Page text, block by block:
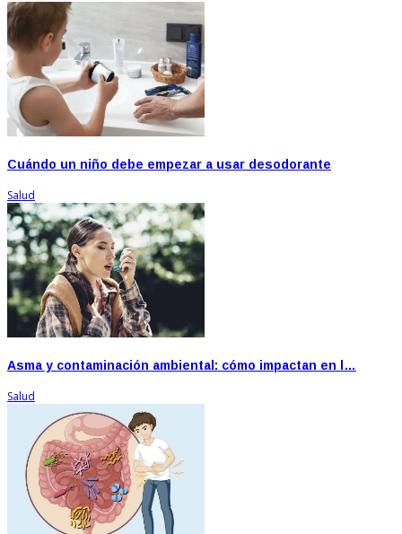
Cuándo un niño debe empezar a usar desodorante
Salud
Asma y contaminación ambiental: cómo impactan en l…
Salud